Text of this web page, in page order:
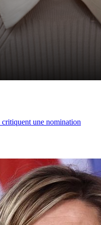
une nomination